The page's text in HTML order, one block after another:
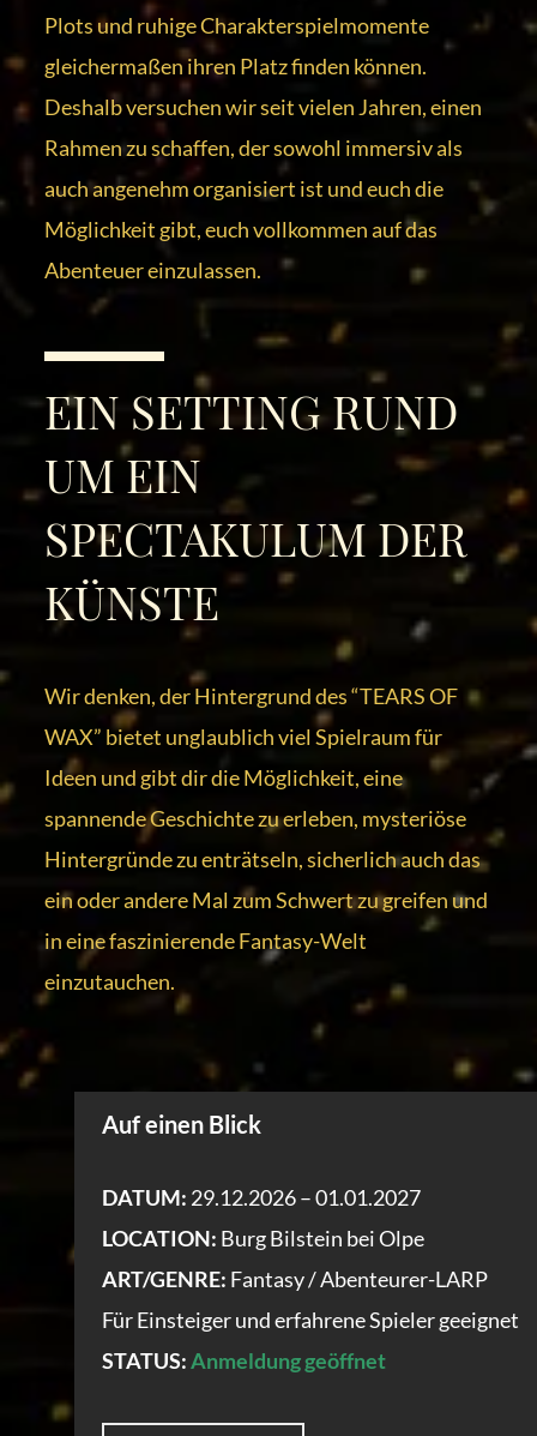
Plots und ruhige Charakterspielmomente
gleichermaßen ihren Platz finden können.
Deshalb versuchen wir seit vielen Jahren, einen
Rahmen zu schaffen, der sowohl immersiv als
auch angenehm organisiert ist und euch die
Möglichkeit gibt, euch vollkommen auf das
Abenteuer einzulassen.
EIN SETTING RUND
UM EIN
SPECTAKULUM DER
KÜNSTE
Wir denken, der Hintergrund des “TEARS OF
WAX” bietet unglaublich viel Spielraum für
Ideen und gibt dir die Möglichkeit, eine
spannende Geschichte zu erleben, mysteriöse
Hintergründe zu enträtseln, sicherlich auch das
ein oder andere Mal zum Schwert zu greifen und
in eine faszinierende Fantasy-Welt
einzutauchen.
Auf einen Blick
DATUM: 29.12.2026 – 01.01.2027
LOCATION: Burg Bilstein bei Olpe
ART/GENRE: Fantasy / Abenteurer-LARP
Für Einsteiger und erfahrene Spieler geeignet
STATUS:Anmeldung geöffnet